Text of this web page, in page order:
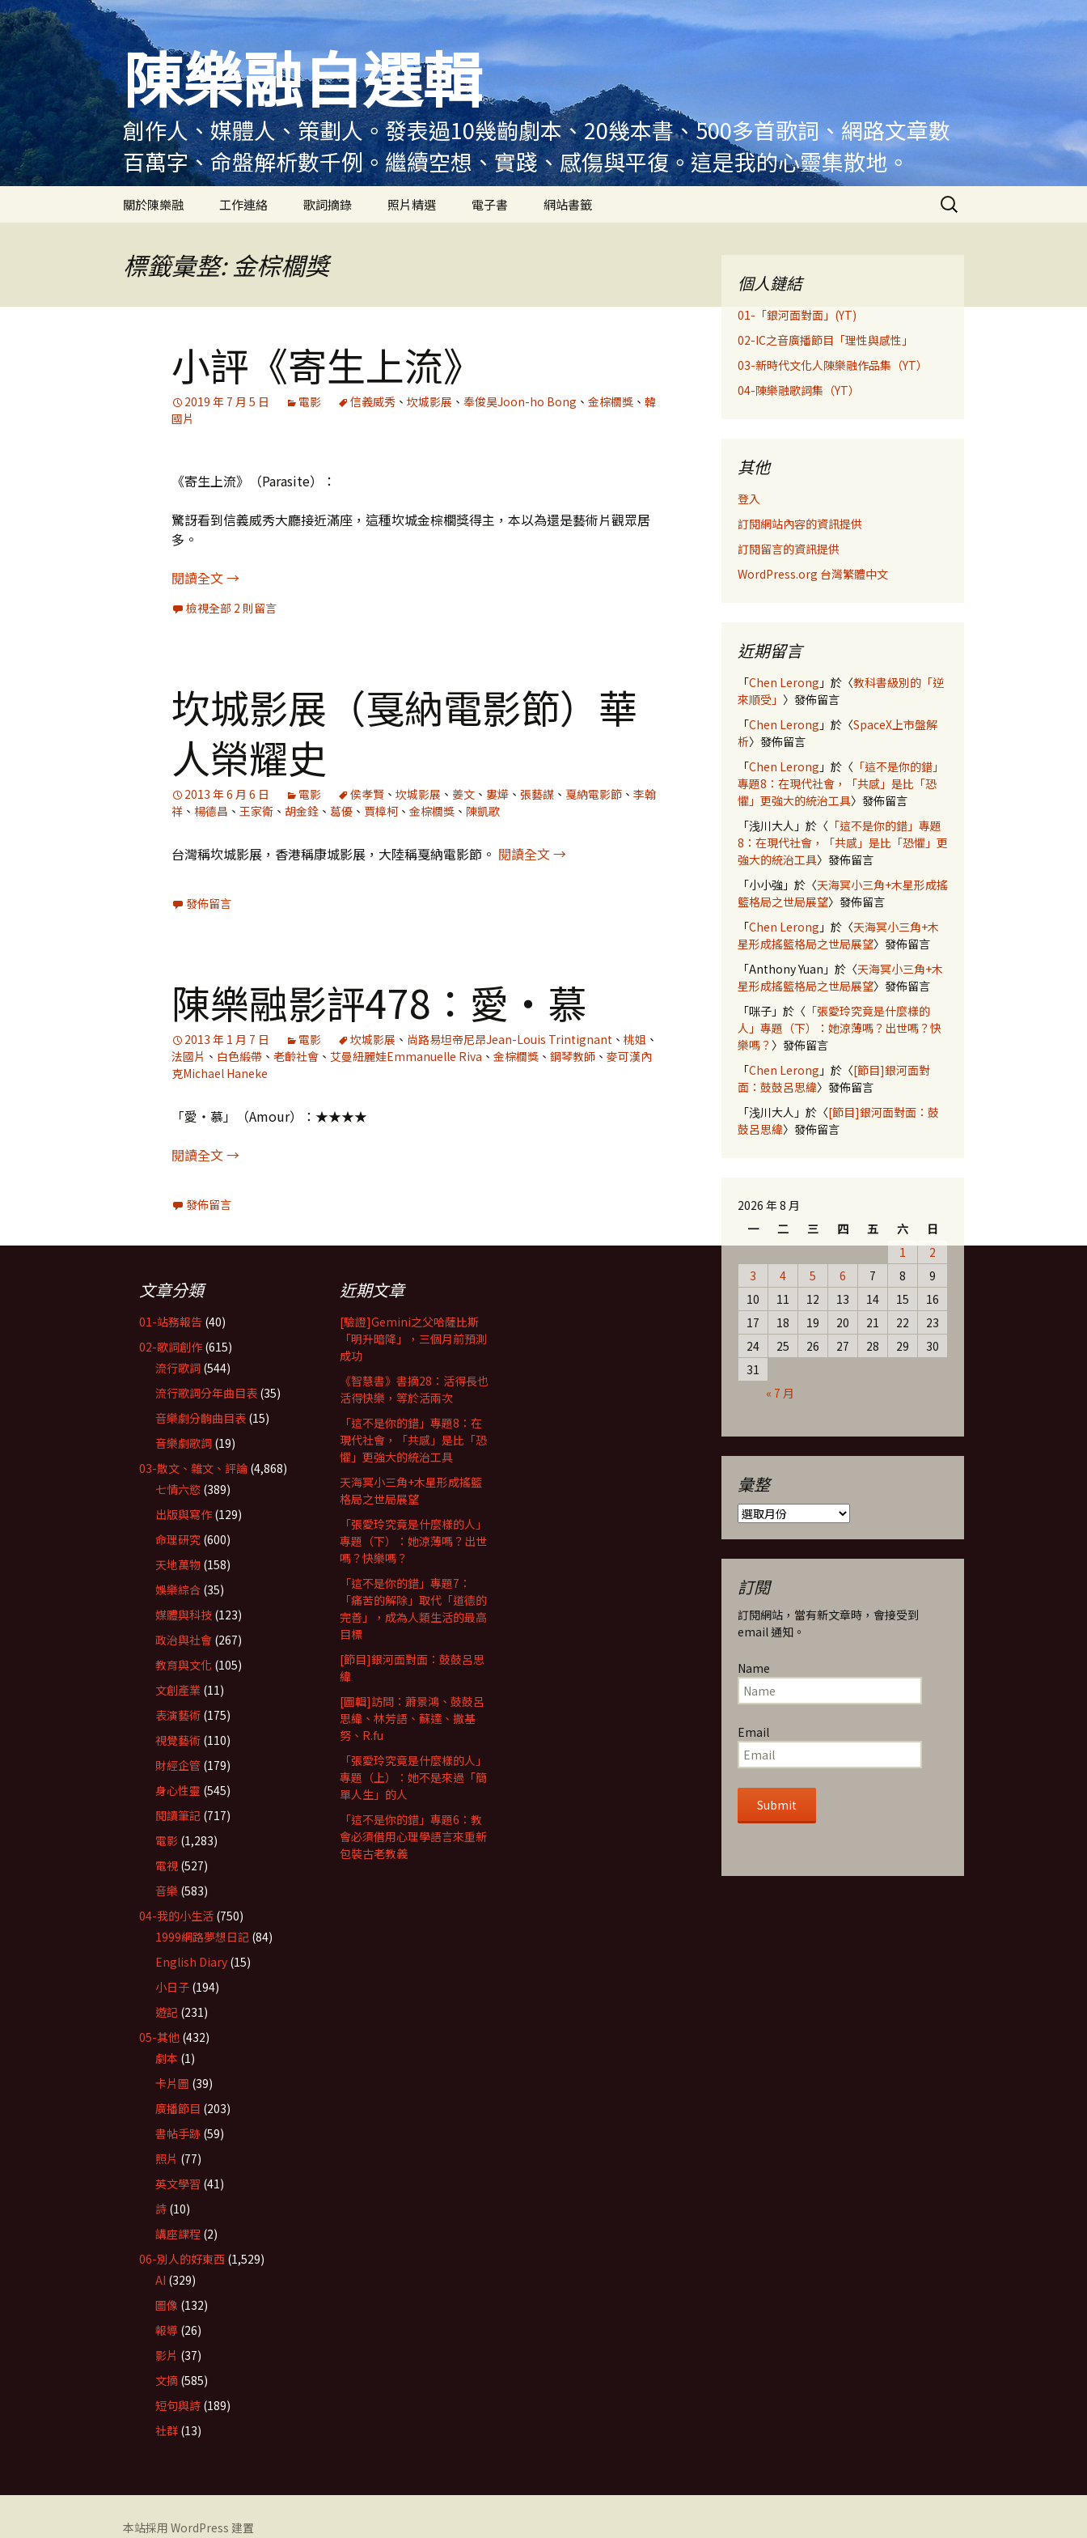
跳
至
主
容
陳樂融自選輯
創作人、媒體人、策劃人。發表過10幾齣劇本、20幾本書、500多首歌詞、網路文章數
百萬字、命盤解析數千例。繼續空想、實踐、感傷與平復。這是我的心靈集散地。
關於陳樂融
陳樂融大事記
陳樂融舞台劇及音樂劇
作品演出紀錄
媒體專訪精選
工作連絡 歌詞摘錄 照片精選 電子書 網站書籤
搜
尋
標籤彙整: 金棕櫚獎
小評《寄生上流》
2019 年 7 月 5 日 電影 信義威秀 、 坎城影展 、 奉俊昊Joon-ho Bong 、 金棕櫚獎 、 韓
國片
《寄生上流》（Parasite）：
驚訝看到信義威秀大廳接近滿座，這種坎城金棕櫚獎得主，本以為還是藝術片觀眾居
多。
閱讀全文小評《寄生上流》
→
檢視全部 2 則留言
坎城影展（戛納電影節）華
人榮耀史
2013 年 6 月 6 日 電影 侯孝賢 、 坎城影展 、 姜文 、 婁燁 、 張藝謀 、 戛納電影節 、 李翰
祥 、 楊德昌 、 王家衛 、 胡金銓 、 葛優 、 賈樟柯、 金棕櫚獎 、 陳凱歌
台灣稱坎城影展，香港稱康城影展，大陸稱戛納電影節。 閱讀全文坎城影展（戛納電影節）華人榮耀史
→
發佈留言
陳樂融影評478：愛‧慕
2013 年 1 月 7 日 電影 坎城影展 、 尚路易坦帝尼昂Jean-Louis Trintignant 、 桃姐 、
法國片 、 白色緞帶 、 老齡社會 、 艾曼紐麗娃Emmanuelle Riva 、 金棕櫚獎 、 鋼琴教師 、 麥可漢內
克Michael Haneke
「愛‧慕」（Amour）：★★★★
閱讀全文陳樂融影評478：愛‧慕
→
發佈留言
個人鏈結
01-「銀河面對面」(YT)
02-IC之音廣播節目「理性與感性」
03-新時代文化人陳樂融作品集（YT）
04-陳樂融歌詞集（YT）
其他
登入
訂閱網站內容的資訊提供
訂閱留言的資訊提供
WordPress.org 台灣繁體中文
近期留言
「Chen Lerong 」於〈教科書級別的「逆
來順受」 〉發佈留言
「Chen Lerong 」於〈SpaceX上市盤解
析〉發佈留言
「Chen Lerong 」於〈 「這不是你的錯」
專題8：在現代社會，「共感」是比「恐
懼」更強大的統治工具〉發佈留言
「浅川大人 」於〈 「這不是你的錯」專題
8：在現代社會，「共感」是比「恐懼」更
強大的統治工具〉發佈留言
「小小強 」於〈天海冥小三角+木星形成搖
籃格局之世局展望〉發佈留言
「Chen Lerong 」於〈天海冥小三角+木
星形成搖籃格局之世局展望〉發佈留言
「Anthony Yuan 」於〈天海冥小三角+木
星形成搖籃格局之世局展望〉發佈留言
「咪子 」於〈 「張愛玲究竟是什麼樣的
人」專題（下）：她涼薄嗎？出世嗎？快
樂嗎？ 〉發佈留言
「Chen Lerong 」於〈[節目]銀河面對
面：鼓鼓呂思緯〉發佈留言
「浅川大人 」於〈[節目]銀河面對面：鼓
鼓呂思緯〉發佈留言
2026 年 8 月
一
二 三 四 五 六
日
1
2
3
4 5 6 7 8
9
10
11 12 13 14 15
16
17
18 19 20 21 22
23
24
25 26 27 28 29
30
31
« 7 月
彙整
彙
整
訂閱
訂閱網站，當有新文章時，會接受到
email 通知。
Name
Email
文章分類
01-站務報告 (40)
02-歌詞創作 (615)
流行歌詞 (544)
流行歌詞分年曲目表 (35)
音樂劇分齣曲目表 (15)
音樂劇歌詞 (19)
03-散文、雜文、評論 (4,868)
七情六慾 (389)
出版與寫作 (129)
命理研究 (600)
天地萬物 (158)
娛樂綜合 (35)
媒體與科技 (123)
政治與社會 (267)
教育與文化 (105)
文創產業 (11)
表演藝術 (175)
視覺藝術 (110)
財經企管 (179)
身心性靈 (545)
閱讀筆記 (717)
電影 (1,283)
電視 (527)
音樂 (583)
04-我的小生活 (750)
1999網路夢想日記 (84)
English Diary (15)
小日子 (194)
遊記 (231)
05-其他 (432)
劇本 (1)
卡片圖 (39)
廣播節目 (203)
書帖手跡 (59)
照片 (77)
英文學習 (41)
詩 (10)
講座課程 (2)
06-別人的好東西 (1,529)
AI (329)
圖像 (132)
報導 (26)
影片 (37)
文摘 (585)
短句與詩 (189)
社群 (13)
近期文章
[驗證]Gemini之父哈薩比斯
「明升暗降」，三個月前預測
成功
《智慧書》書摘28：活得長也
活得快樂，等於活兩次
「這不是你的錯」專題8：在
現代社會，「共感」是比「恐
懼」更強大的統治工具
天海冥小三角+木星形成搖籃
格局之世局展望
「張愛玲究竟是什麼樣的人」
專題（下）：她涼薄嗎？出世
嗎？快樂嗎？
「這不是你的錯」專題7：
「痛苦的解除」取代「道德的
完善」，成為人類生活的最高
目標
[節目]銀河面對面：鼓鼓呂思
緯
[圖輯]訪問：蕭景鴻、鼓鼓呂
思緯、林芳語、蘇達、撒基
努、R.fu
「張愛玲究竟是什麼樣的人」
專題（上）：她不是來過「簡
單人生」的人
「這不是你的錯」專題6：教
會必須借用心理學語言來重新
包裝古老教義
本站採用 WordPress 建置